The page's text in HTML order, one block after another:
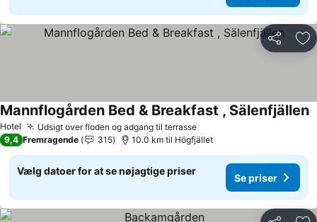
Del
Hotel Udsigt over floden og adgang til terrasse
Mannflogården Bed & Breakfast , Sälenfjällen
9,4 Fremragende 315 10.0 km til Högfjället
Vælg datoer for at se nøjagtige priser
Se priser